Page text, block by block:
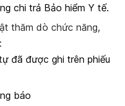
chi trả Bảo hiểm Y tế.
thăm dò chức năng,
đã được ghi trên phiếu
báo